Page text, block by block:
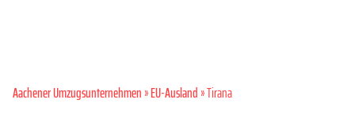
Aachener Umzugsunternehmen»EU-Ausland» Tirana